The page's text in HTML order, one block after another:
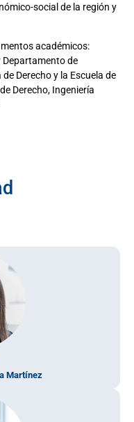
social de la región y
académicos:
Departamento de
Derecho y la Escuela de
Derecho, Ingeniería
Martínez